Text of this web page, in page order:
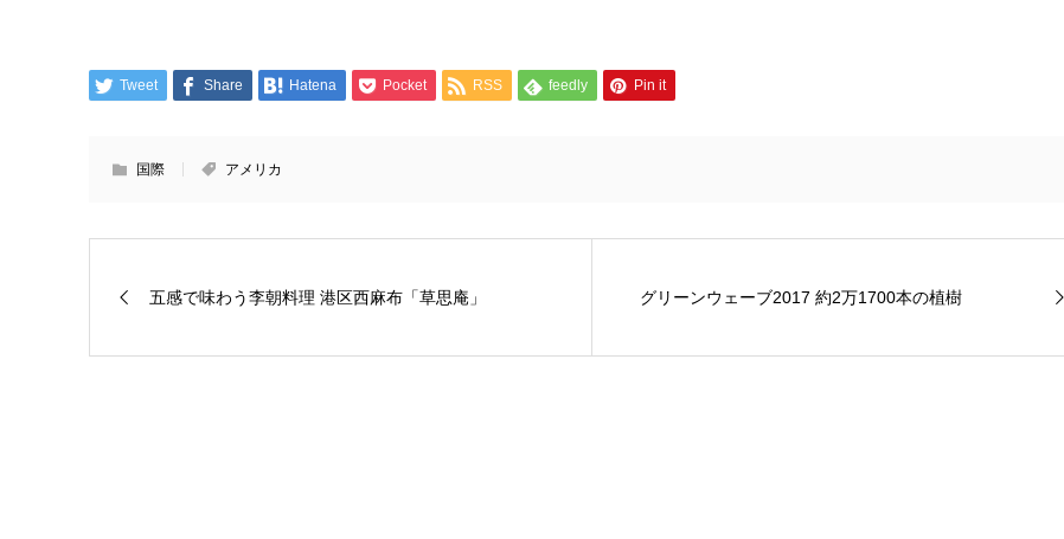
Tweet Share Hatena Pocket RSS feedly Pin it
国際 アメリカ
五感で味わう李朝料理 港区西麻布「草思庵」 グリーンウェーブ2017 約2万1700本の植樹